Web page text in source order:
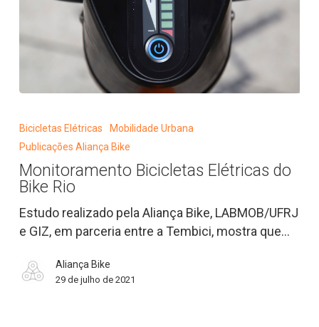
Bicicletas
Elétricas
Bike
Rio
Bicicletas Elétricas
Mobilidade Urbana
Publicações Aliança Bike
Monitoramento Bicicletas Elétricas do
Bike Rio
Estudo realizado pela Aliança Bike, LABMOB/UFRJ
e GIZ, em parceria entre a Tembici, mostra que…
Aliança Bike
29 de julho de 2021